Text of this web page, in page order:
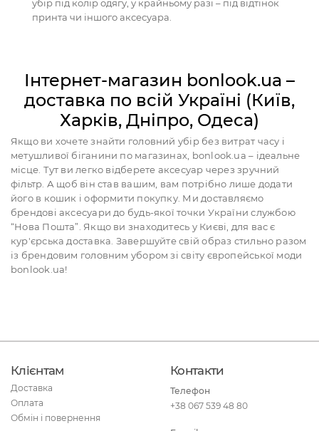
убір під колір одягу, у крайньому разі – під відтінок
принта чи іншого аксесуара.
Інтернет-магазин bonlook.ua –
доставка по всій Україні (Київ,
Харків, Дніпро, Одеса)
Якщо ви хочете знайти головний убір без витрат часу і
метушливої біганини по магазинах, bonlook.ua – ідеальне
місце. Тут ви легко відберете аксесуар через зручний
фільтр. А щоб він став вашим, вам потрібно лише додати
його в кошик і оформити покупку. Ми доставляємо
брендові аксесуари до будь-якої точки України службою
“Нова Пошта”. Якщо ви знаходитесь у Києві, для вас є
кур'єрська доставка. Завершуйте свій образ стильно разом
із брендовим головним убором зі світу європейської моди
bonlook.ua!
Клієнтам
Доставка
Оплата
Обмін і повернення
Контакти
Телефон
+38 067 539 48 80